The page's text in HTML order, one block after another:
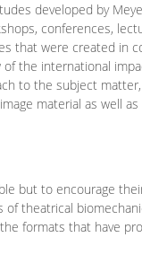
developed by
conferences,
that were created in
the international
to the subject
material as well
but to encourage
theatrical
formats that have